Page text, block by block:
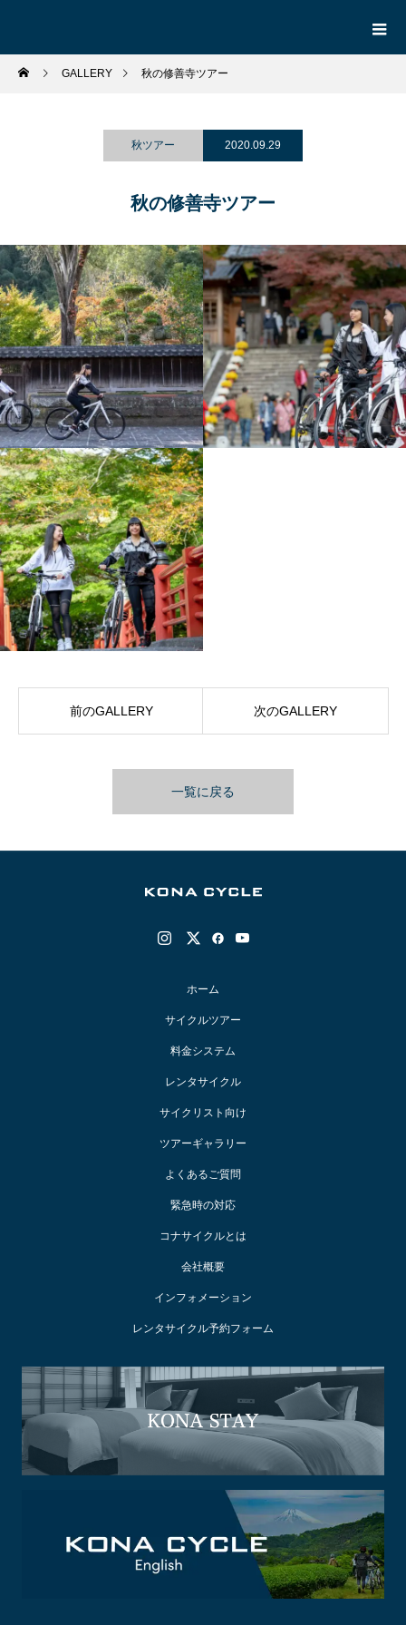
GALLERY 秋の修善寺ツアー
秋ツアー 2020.09.29
秋の修善寺ツアー
前のGALLERY 次のGALLERY
一覧に戻る
ホーム
サイクルツアー
料金システム
レンタサイクル
サイクリスト向け
ツアーギャラリー
よくあるご質問
緊急時の対応
コナサイクルとは
会社概要
インフォメーション
レンタサイクル予約フォーム